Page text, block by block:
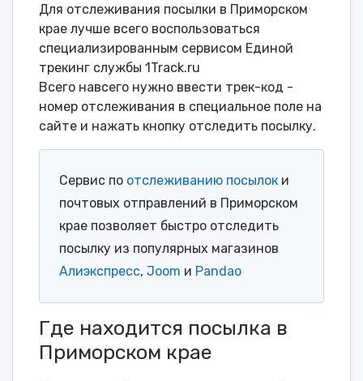
Для отслеживания посылки в Приморском
крае лучше всего воспользоваться
специализированным сервисом Единой
трекинг службы 1Track.ru
Всего навсего нужно ввести трек-код -
номер отслеживания в специальное поле на
сайте и нажать кнопку отследить посылку.
Сервис по отслеживанию посылок и
почтовых отправлений в Приморском
крае позволяет быстро отследить
посылку из популярных магазинов
Алиэкспресс, Joom и Pandao
Где находится посылка в
Приморском крае